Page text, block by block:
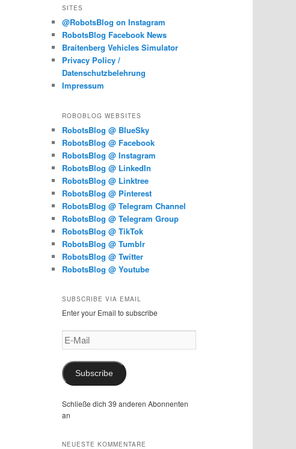
SITES
@RobotsBlog on Instagram
RobotsBlog Facebook News
Braitenberg Vehicles Simulator
Privacy Policy /
Datenschutzbelehrung
Impressum
ROBOBLOG WEBSITES
RobotsBlog @ BlueSky
RobotsBlog @ Facebook
RobotsBlog @ Instagram
RobotsBlog @ LinkedIn
RobotsBlog @ Linktree
RobotsBlog @ Pinterest
RobotsBlog @ Telegram Channel
RobotsBlog @ Telegram Group
RobotsBlog @ TikTok
RobotsBlog @ Tumblr
RobotsBlog @ Twitter
RobotsBlog @ Youtube
SUBSCRIBE VIA EMAIL
Enter your Email to subscribe
E-
Mail
Subscribe
Schließe dich 39 anderen Abonnenten
an
NEUESTE KOMMENTARE